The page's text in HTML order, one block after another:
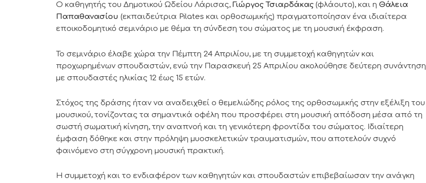
Ο καθηγητής του Δημοτικού Ωδείου Λάρισας, Γιώργος Τσιαρδάκας (φλάουτο), και η Θάλεια
Παπαθανασίου (εκπαιδεύτρια Pilates και ορθοσωμικής) πραγματοποίησαν ένα ιδιαίτερα
εποικοδομητικό σεμινάριο με θέμα τη σύνδεση του σώματος με τη μουσική έκφραση.
Το σεμινάριο έλαβε χώρα την Πέμπτη 24 Απριλίου, με τη συμμετοχή καθηγητών και
προχωρημένων σπουδαστών, ενώ την Παρασκευή 25 Απριλίου ακολούθησε δεύτερη συνάντηση
με σπουδαστές ηλικίας 12 έως 15 ετών.
Στόχος της δράσης ήταν να αναδειχθεί ο θεμελιώδης ρόλος της ορθοσωμικής στην εξέλιξη του
μουσικού, τονίζοντας τα σημαντικά οφέλη που προσφέρει στη μουσική απόδοση μέσα από τη
σωστή σωματική κίνηση, την αναπνοή και τη γενικότερη φροντίδα του σώματος. Ιδιαίτερη
έμφαση δόθηκε και στην πρόληψη μυοσκελετικών τραυματισμών, που αποτελούν συχνό
φαινόμενο στη σύγχρονη μουσική πρακτική.
Η συμμετοχή και το ενδιαφέρον των καθηγητών και σπουδαστών επιβεβαίωσαν την ανάγκη